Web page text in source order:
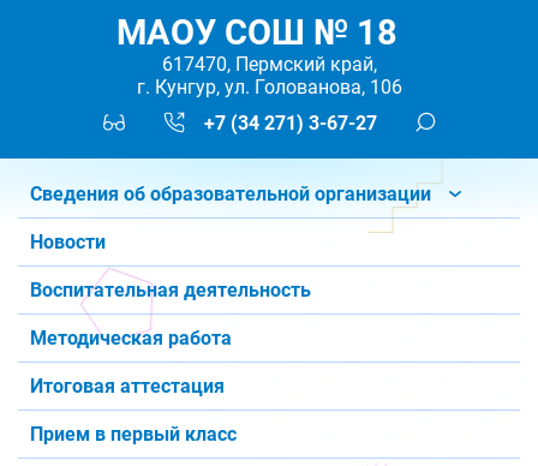
МАОУ СОШ № 18
617470, Пермский край,
г. Кунгур, ул. Голованова, 106
+7 (34 271) 3-67-27
Сведения об образовательной организации
Новости
Воспитательная деятельность
Методическая работа
Итоговая аттестация
Прием в первый класс